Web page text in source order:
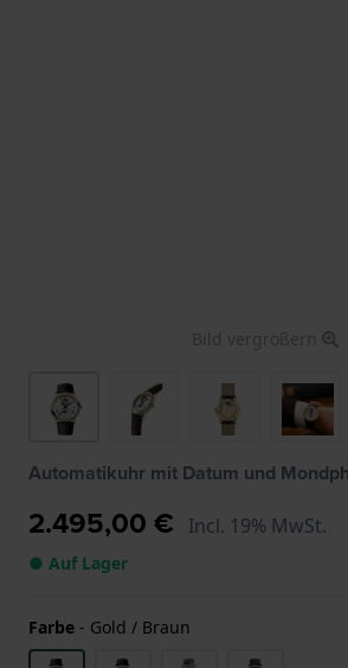
Bild vergrößern
Automatikuhr mit Datum und
2.495,00 € Incl. 19% MwSt.
● Auf Lager
Farbe - Gold / Braun